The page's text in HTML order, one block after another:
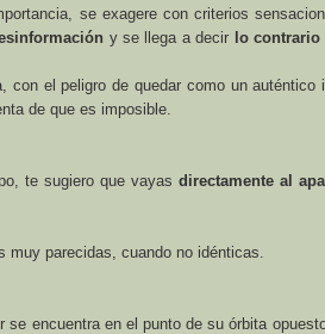
se exagere con criterios
y se llega a decir lo contrario
con el peligro de quedar como un auténtico
de que es imposible
te sugiero que vayas directamente al
parecidas, cuando no idénticas.
se encuentra en el punto de su órbita